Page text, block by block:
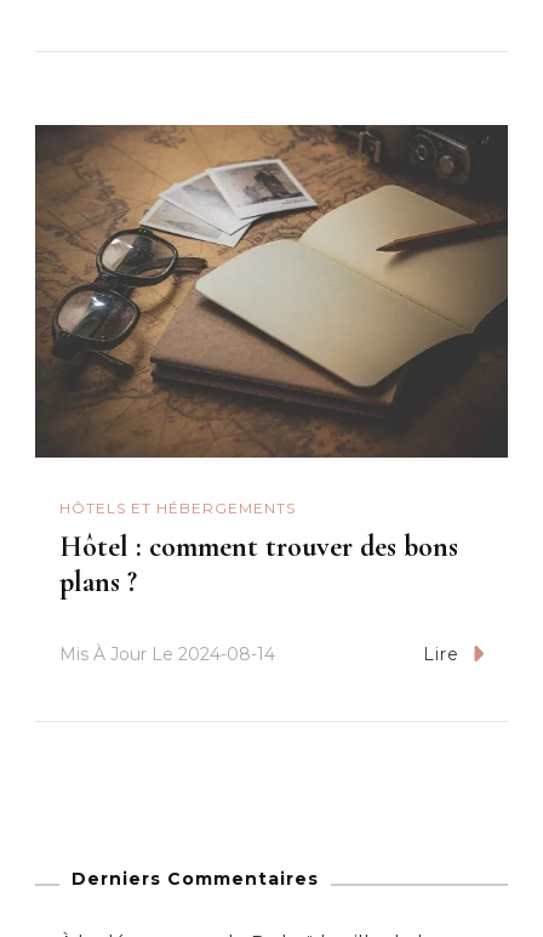
HÔTELS ET HÉBERGEMENTS
Hôtel : comment trouver des bons
plans ?
Mis À Jour Le 2024-08-14 Lire
Derniers Commentaires